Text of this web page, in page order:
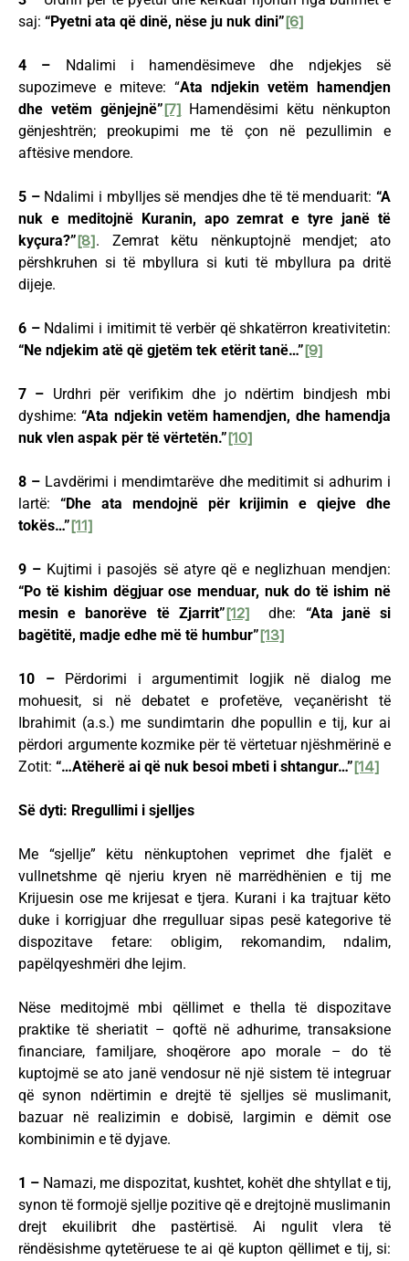
saj: “Pyetni ata që dinë, nëse ju nuk dini”[6]
4 –
Ndalimi i hamendësimeve dhe ndjekjes së
supozimeve e miteve: “Ata ndjekin vetëm hamendjen
dhe vetëm gënjejnë”[7] Hamendësimi këtu nënkupton
gënjeshtrën; preokupimi me të çon në pezullimin e
aftësive mendore.
5 – Ndalimi i mbylljes së mendjes dhe të të menduarit:“A
nuk e meditojnë Kuranin, apo zemrat e tyre janë të
kyçura?”[8]. Zemrat këtu nënkuptojnë mendjet; ato
përshkruhen si të mbyllura si kuti të mbyllura pa dritë
dijeje.
6 – Ndalimi i imitimit të verbër që shkatërron kreativitetin:
“Ne ndjekim atë që gjetëm tek etërit tanë…”[9]
7 – Urdhri për verifikim dhe jo ndërtim bindjesh mbi
dyshime:“Ata ndjekin vetëm hamendjen, dhe hamendja
nuk vlen aspak për të vërtetën.”[10]
8 – Lavdërimi i mendimtarëve dhe meditimit si adhurim i
lartë: “Dhe ata mendojnë për krijimin e qiejve dhe
tokës…”[11]
9 – Kujtimi i pasojës së atyre që e neglizhuan mendjen:
“Po të kishim dëgjuar ose menduar, nuk do të ishim në
mesin e banorëve të Zjarrit”[12] dhe: “Ata janë si
bagëtitë, madje edhe më të humbur”[13]
10 –
Përdorimi i argumentimit logjik në dialog me
mohuesit, si në debatet e profetëve, veçanërisht të
Ibrahimit (a.s.) me sundimtarin dhe popullin e tij, kur ai
përdori argumente kozmike për të vërtetuar njëshmërinë e
Zotit: “…Atëherë ai që nuk besoi mbeti i shtangur…”[14]
Së dyti: Rregullimi i sjelljes
Me “sjellje” këtu nënkuptohen veprimet dhe fjalët e
vullnetshme që njeriu kryen në marrëdhënien e tij me
Krijuesin ose me krijesat e tjera. Kurani i ka trajtuar këto
duke i korrigjuar dhe rregulluar sipas pesë kategorive të
dispozitave fetare: obligim, rekomandim, ndalim,
papëlqyeshmëri dhe lejim.
Nëse meditojmë mbi qëllimet e thella të dispozitave
praktike të sheriatit – qoftë në adhurime, transaksione
financiare, familjare, shoqërore apo morale – do të
kuptojmë se ato janë vendosur në një sistem të integruar
që synon ndërtimin e drejtë të sjelljes së muslimanit,
bazuar në realizimin e dobisë, largimin e dëmit ose
kombinimin e të dyjave.
1 – Namazi, me dispozitat, kushtet, kohët dhe shtyllat e tij,
synon të formojë sjellje pozitive që e drejtojnë muslimanin
drejt ekuilibrit dhe pastërtisë. Ai ngulit vlera të
rëndësishme qytetëruese te ai që kupton qëllimet e tij, si: